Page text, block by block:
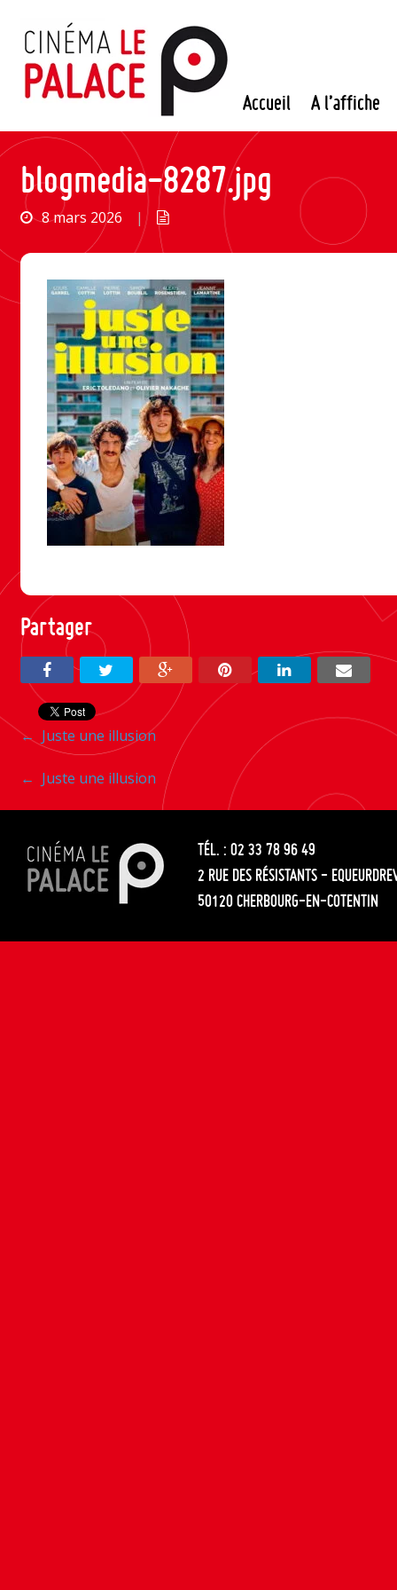
contenu
Accueil A l’affiche
blogmedia-8287.jpg
8 mars 2026 |
Partager
Navigation
entre
les
articles
← Juste une illusion
Navigation
entre
les
articles
← Juste une illusion
TÉL. : 02 33 78 96 49
2 RUE DES RÉSISTANTS -
50120 CHERBOURG-EN-COTENTIN